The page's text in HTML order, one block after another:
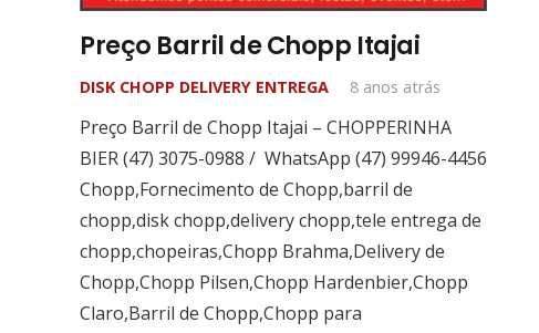
Preço Barril de Chopp Itajai
DISK CHOPP DELIVERY ENTREGA 8 anos atrás
Preço Barril de Chopp Itajai – CHOPPERINHA
BIER (47) 3075-0988 / WhatsApp (47) 99946-4456
Chopp,Fornecimento de Chopp,barril de
chopp,disk chopp,delivery chopp,tele entrega de
chopp,chopeiras,Chopp Brahma,Delivery de
Chopp,Chopp Pilsen,Chopp Hardenbier,Chopp
Claro,Barril de Chopp,Chopp para
Chopperinha Bier